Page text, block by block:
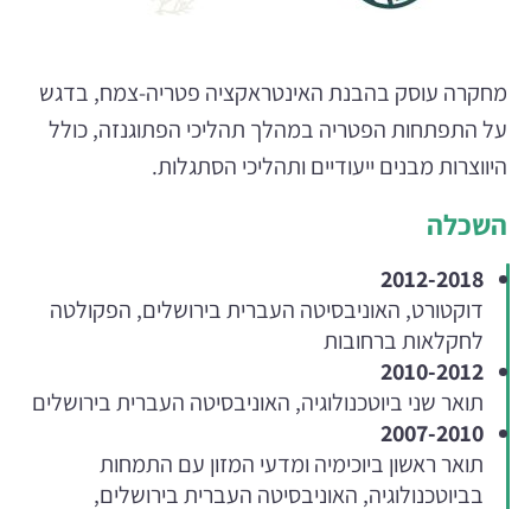
מחקרה עוסק בהבנת האינטראקציה פטריה-צמח, בדגש
על התפתחות הפטריה במהלך תהליכי הפתוגנזה, כולל
היווצרות מבנים ייעודיים ותהליכי הסתגלות.
השכלה
2012-2018
דוקטורט, האוניבסיטה העברית בירושלים, הפקולטה
לחקלאות ברחובות
2010-2012
תואר שני ביוטכנולוגיה, האוניבסיטה העברית בירושלים
2007-2010
תואר ראשון ביוכימיה ומדעי המזון עם התמחות
בביוטכנולוגיה, האוניבסיטה העברית בירושלים,